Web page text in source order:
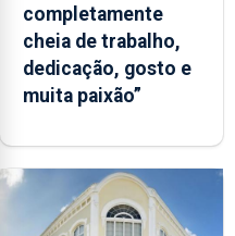
completamente
cheia de trabalho,
dedicação, gosto e
muita paixão”